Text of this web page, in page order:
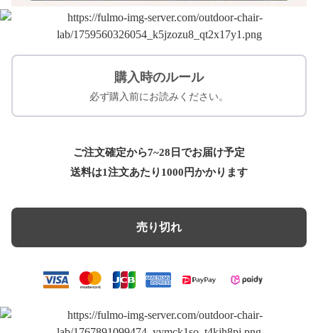
購入時のルール
必ず購入前にお読みください。
ご注文確定から7~28日でお届け予定
送料は1注文あたり 1000 円かかります
売り切れ